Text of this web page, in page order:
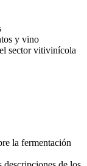
y vino
sector vitivinícola
la fermentación